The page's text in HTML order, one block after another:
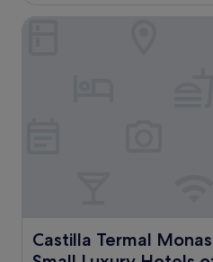
anmeldelse)
Castilla Termal
Castilla Termal
Castilla Termal Monasterio